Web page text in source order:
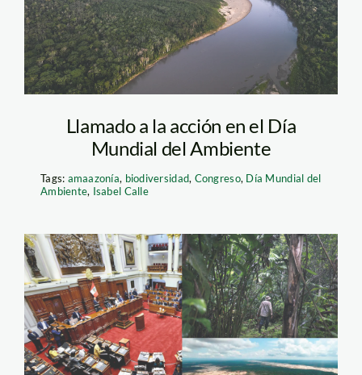
Llamado a la acción en el Día
Mundial del Ambiente
Tags: amaazonía, biodiversidad, Congreso, Día Mundial del
Ambiente, Isabel Calle
pleno-ambiental